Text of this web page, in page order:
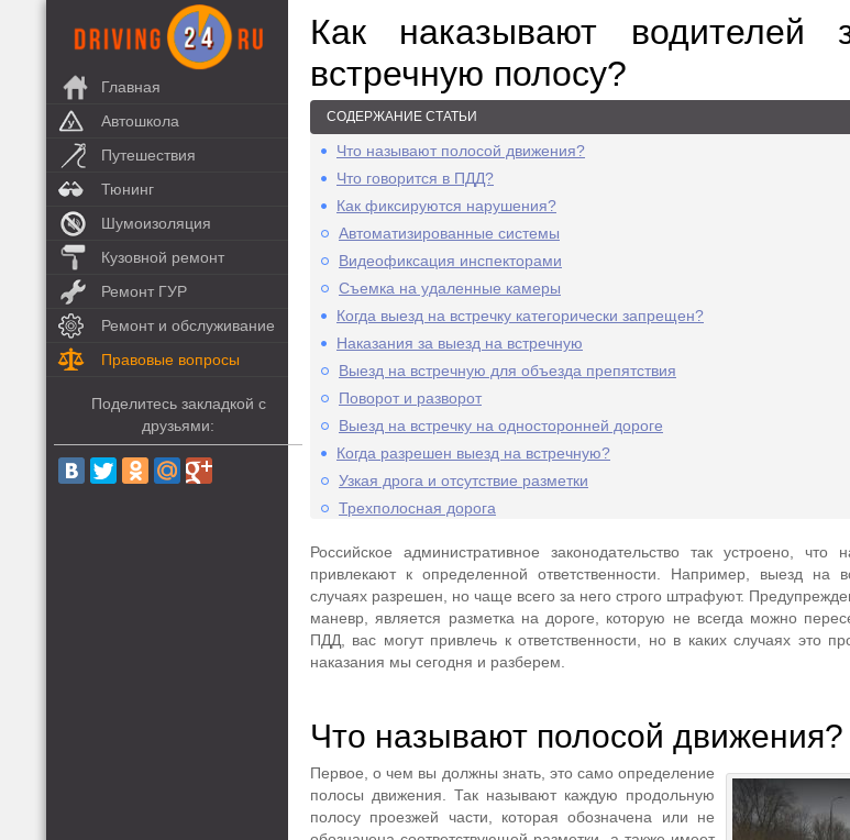
Главная
Автошкола
Путешествия
Тюнинг
Шумоизоляция
Кузовной ремонт
Ремонт ГУР
Ремонт и обслуживание
Правовые вопросы
Поделитесь закладкой с
друзьями:
Как наказывают
встречную полосу?
СОДЕРЖАНИЕ СТАТЬИ
Что называют полосой движения?
Что говорится в ПДД?
Как фиксируются нарушения?
Автоматизированные системы
Видеофиксация инспекторами
Съемка на удаленные камеры
Когда выезд на встречку категорически запрещен?
Наказания за выезд на встречную
Выезд на встречную для объезда препятствия
Поворот и разворот
Выезд на встречку на односторонней дороге
Когда разрешен выезд на встречную?
Узкая дрога и отсутствие разметки
Трехполосная дорога
Российское административное законодательство так устроено, что
привлекают к определенной ответственности. Например, выезд на
случаях разрешен, но чаще всего за него строго штрафуют.
маневр, является разметка на дороге, которую не всегда можно
ПДД, вас могут привлечь к ответственности, но в каких случаях это
наказания мы сегодня и разберем.
Что называют полосой движения?
Первое, о чем вы должны знать, это само определение
полосы движения. Так называют каждую продольную
полосу проезжей части, которая обозначена или не